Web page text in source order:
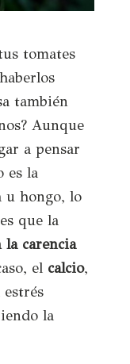
tomates
también
Aunque
a pensar
es la
u hongo, lo
que la
carencia
el calcio,
la